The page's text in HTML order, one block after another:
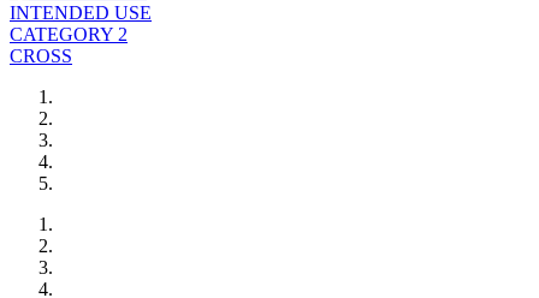
INTENDED USE
CATEGORY 2
CROSS